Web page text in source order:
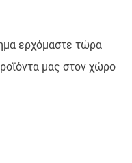
ερχόμαστε τώρα
μας στον χώρο